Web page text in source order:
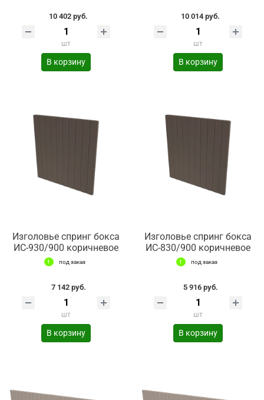
10 402 руб.
шт
В корзину
10 014 руб.
шт
В корзину
Изголовье спринг бокса
ИС-930/900 коричневое
под заказ
7 142 руб.
шт
В корзину
Изголовье спринг бокса
ИС-830/900 коричневое
под заказ
5 916 руб.
шт
В корзину